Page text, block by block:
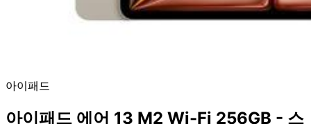
아이패드
아이패드 에어 13 M2 Wi-Fi 256GB - 스